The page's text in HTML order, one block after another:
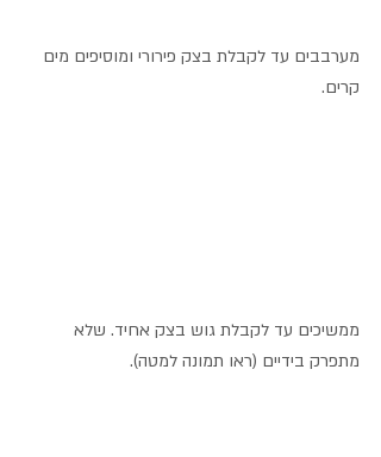
מערבבים עד לקבלת בצק פירורי ומוסיפים מים
קרים.
ממשיכים עד לקבלת גוש בצק אחיד. שלא
מתפרק בידיים (ראו תמונה למטה).